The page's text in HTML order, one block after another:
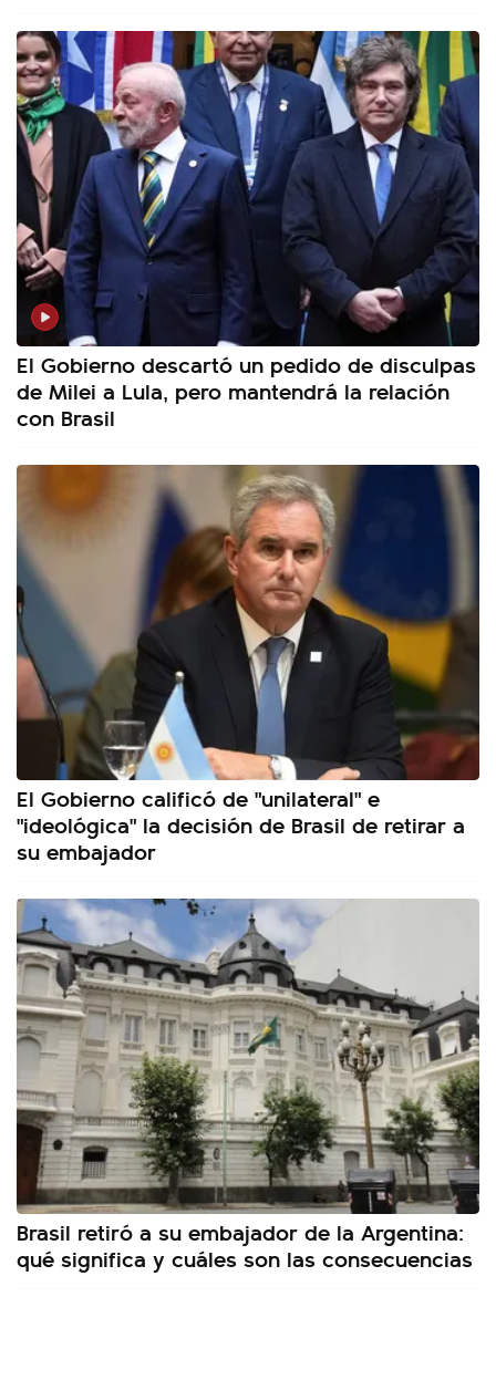
El Gobierno descartó un pedido de disculpas
de Milei a Lula, pero mantendrá la relación
con Brasil
El Gobierno calificó de "unilateral" e
"ideológica" la decisión de Brasil de retirar a
su embajador
Brasil retiró a su embajador de la Argentina:
qué significa y cuáles son las consecuencias